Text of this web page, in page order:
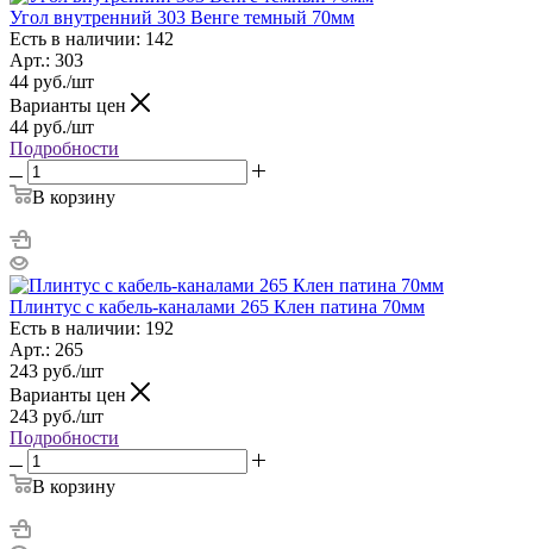
Угол внутренний 303 Венге темный 70мм
Есть в наличии: 142
Арт.: 303
44 руб./шт
Варианты цен
44 руб./шт
Подробности
В корзину
Плинтус с кабель-каналами 265 Клен патина 70мм
Есть в наличии: 192
Арт.: 265
243 руб./шт
Варианты цен
243 руб./шт
Подробности
В корзину